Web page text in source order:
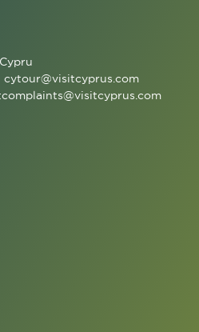
cytour@visitcyprus.com